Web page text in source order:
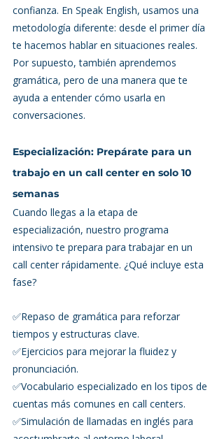
confianza. En Speak English, usamos una
metodología diferente: desde el primer día
te hacemos hablar en situaciones reales.
Por supuesto, también aprendemos
gramática, pero de una manera que te
ayuda a entender cómo usarla en
conversaciones.
Especialización: Prepárate para un
trabajo en un call center en solo 10
semanas
Cuando llegas a la etapa de
especialización, nuestro programa
intensivo te prepara para trabajar en un
call center rápidamente. ¿Qué incluye esta
fase?
✅Repaso de gramática para reforzar
tiempos y estructuras clave.
✅Ejercicios para mejorar la fluidez y
pronunciación.
✅Vocabulario especializado en los tipos de
cuentas más comunes en call centers.
✅Simulación de llamadas en inglés para